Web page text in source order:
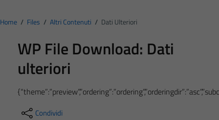
Home / Files / Altri Contenuti / Dati Ulteriori
WP File Download: Dati
ulteriori
Condividi